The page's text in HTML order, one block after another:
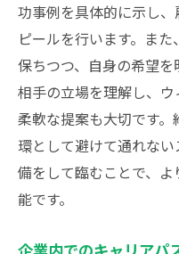
功事例を具体的に示し
ピールを行います。ま
保ちつつ、自身の希望を
相手の立場を理解し、
柔軟な提案も大切です
環として避けて通れな
備をして臨むことで、
能です。